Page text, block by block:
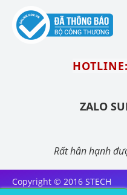
ZALO
Rất hân hạnh
Copyright © 2016 STECH